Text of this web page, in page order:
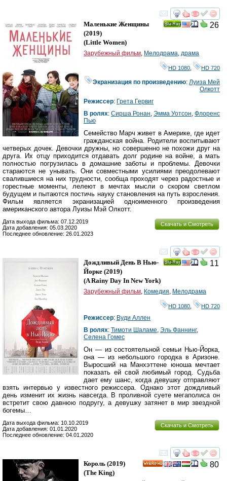
смотреть
26
Маленькие Женщины
(2019)
(Little Women)
Зарубежный фильм, Мелодрама, драма
HD 1080 HD 720
Экранизация по произведению:Луиза Мей
Олкотт
Режиссер: Грета Гервиг
В ролях: Сирша Ронан, Эмма Уотсон, Флоренс
Пью
Семейство Марч живет в Америке, где идет
гражданская война. Родители воспитывают
четверых дочек. Девочки дружны, но совершенно не похожи друг на
друга. Их отцу приходится отдавать долг родине на войне, а мать
полностью погрузилась в домашние заботы и проблемы. Девочки
стараются не унывать. Они совместными усилиями преодолевают
свалившиеся на них трудности, сообща проходят через радостные и
горестные моменты, лелеют в мечтах мысли о скором светлом
будущем и пытаются постичь науку становления на путь взросления.
Фильм является экранизацией одноименного произведения
американского автора Луизы Мэй Олкотт.
Скачать и Смотреть
Дата выхода фильма: 07.12.2019
Дата добавления: 05.03.2020
Последнее обновление: 26.01.2023
смотреть
11
Дождливый День В Нью-
Йорке (2019)
(A Rainy Day In New York)
Зарубежный фильм, Комедия, Мелодрама
HD 1080 HD 720
Режиссер: Вуди Аллен
В ролях: Тимоти Шаламе, Эль Фаннинг,
Селена Гомес
Он — из состоятельной семьи Нью-Йорка,
она — из небольшого городка в Аризоне.
Выросший на Манхэттене юноша мечтает
показать ей свой любимый город. Судьба
дает ему шанс, когда девушку отправляют
взять интервью у известного режиссера. Однако этот дождливый
день изменит их жизнь навсегда. В проливной суете мегаполиса он
встретит свою давнюю подругу, а девушку затянет в мир звездной
богемы…
Скачать и Смотреть
Дата выхода фильма: 10.10.2019
Дата добавления: 01.01.2020
Последнее обновление: 04.01.2020
смотреть
80
Король (2019)
(The King)